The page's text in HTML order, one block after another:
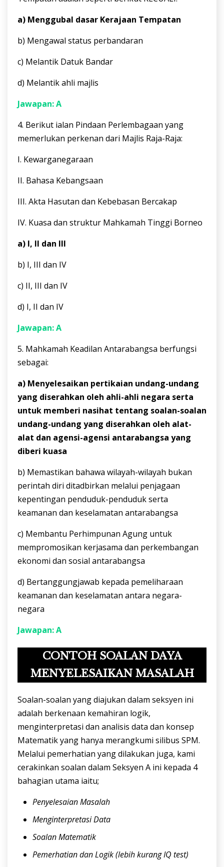
a) Menggubal dasar Kerajaan Tempatan
b) Mengawal status perbandaran
c) Melantik Datuk Bandar
d) Melantik ahli majlis
Jawapan: A
4. Berikut ialan Pindaan Perlembagaan yang
memerlukan perkenan dari Majlis Raja-Raja:
I. Kewarganegaraan
II. Bahasa Kebangsaan
III. Akta Hasutan dan Kebebasan Bercakap
IV. Kuasa dan struktur Mahkamah Tinggi Borneo
a) I, II dan III
b) I, III dan IV
c) II, III dan IV
d) I, II dan IV
Jawapan: A
5. Mahkamah Keadilan Antarabangsa berfungsi
sebagai:
a) Menyelesaikan pertikaian undang-undang
yang diserahkan oleh ahli-ahli negara serta
untuk memberi nasihat tentang soalan-soalan
undang-undang yang diserahkan oleh alat-
alat dan agensi-agensi antarabangsa yang
diberi kuasa
b) Memastikan bahawa wilayah-wilayah bukan
perintah diri ditadbirkan melalui penjagaan
kepentingan penduduk-penduduk serta
keamanan dan keselamatan antarabangsa
c) Membantu Perhimpunan Agung untuk
mempromosikan kerjasama dan perkembangan
ekonomi dan sosial antarabangsa
d) Bertanggungjawab kepada pemeliharaan
keamanan dan keselamatan antara negara-
negara
Jawapan: A
CONTOH SOALAN DAYA
MENYELESAIKAN MASALAH
Soalan-soalan yang diajukan dalam seksyen ini
adalah berkenaan kemahiran logik,
menginterpretasi dan analisis data dan konsep
Matematik yang hanya merangkumi silibus SPM.
Melalui pemerhatian yang dilakukan juga, kami
cerakinkan soalan dalam Seksyen A ini kepada 4
bahagian utama iaitu;
Penyelesaian Masalah
Menginterpretasi Data
Soalan Matematik
Pemerhatian dan Logik (lebih kurang IQ test)